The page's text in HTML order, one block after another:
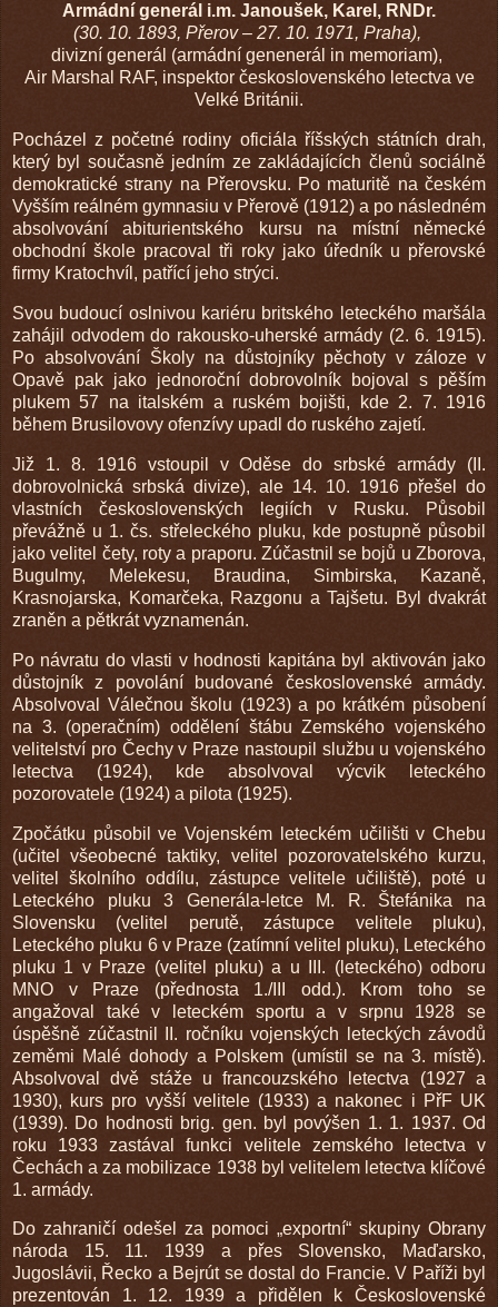
Armádní generál i.m. Janoušek, Karel, RNDr.
(30. 10. 1893, Přerov – 27. 10. 1971, Praha),
divizní generál (armádní genenerál in memoriam),
Air Marshal RAF, inspektor československého letectva ve
Velké Británii.
Pocházel z početné rodiny oficiála říšských státních drah,
který byl současně jedním ze zakládajících členů sociálně
demokratické strany na Přerovsku. Po maturitě na českém
Vyšším reálném gymnasiu v Přerově (1912) a po následném
absolvování abiturientského kursu na místní německé
obchodní škole pracoval tři roky jako úředník u přerovské
firmy Kratochvíl, patřící jeho strýci.
Svou budoucí oslnivou kariéru britského leteckého maršála
zahájil odvodem do rakousko-uherské armády (2. 6. 1915).
Po absolvování Školy na důstojníky pěchoty v záloze v
Opavě pak jako jednoroční dobrovolník bojoval s pěším
plukem 57 na italském a ruském bojišti, kde 2. 7. 1916
během Brusilovovy ofenzívy upadl do ruského zajetí.
Již 1. 8. 1916 vstoupil v Oděse do srbské armády (II.
dobrovolnická srbská divize), ale 14. 10. 1916 přešel do
vlastních československých legiích v Rusku. Působil
převážně u 1. čs. střeleckého pluku, kde postupně působil
jako velitel čety, roty a praporu. Zúčastnil se bojů u Zborova,
Bugulmy, Melekesu, Braudina, Simbirska, Kazaně,
Krasnojarska, Komarčeka, Razgonu a Tajšetu. Byl dvakrát
zraněn a pětkrát vyznamenán.
Po návratu do vlasti v hodnosti kapitána byl aktivován jako
důstojník z povolání budované československé armády.
Absolvoval Válečnou školu (1923) a po krátkém působení
na 3. (operačním) oddělení štábu Zemského vojenského
velitelství pro Čechy v Praze nastoupil službu u vojenského
letectva (1924), kde absolvoval výcvik leteckého
pozorovatele (1924) a pilota (1925).
Zpočátku působil ve Vojenském leteckém učilišti v Chebu
(učitel všeobecné taktiky, velitel pozorovatelského kurzu,
velitel školního oddílu, zástupce velitele učiliště), poté u
Leteckého pluku 3 Generála-letce M. R. Štefánika na
Slovensku (velitel perutě, zástupce velitele pluku),
Leteckého pluku 6 v Praze (zatímní velitel pluku), Leteckého
pluku 1 v Praze (velitel pluku) a u III. (leteckého) odboru
MNO v Praze (přednosta 1./III odd.). Krom toho se
angažoval také v leteckém sportu a v srpnu 1928 se
úspěšně zúčastnil II. ročníku vojenských leteckých závodů
zeměmi Malé dohody a Polskem (umístil se na 3. místě).
Absolvoval dvě stáže u francouzského letectva (1927 a
1930), kurs pro vyšší velitele (1933) a nakonec i PřF UK
(1939). Do hodnosti brig. gen. byl povýšen 1. 1. 1937. Od
roku 1933 zastával funkci velitele zemského letectva v
Čechách a za mobilizace 1938 byl velitelem letectva klíčové
1. armády.
Do zahraničí odešel za pomoci „exportní“ skupiny Obrany
národa 15. 11. 1939 a přes Slovensko, Maďarsko,
Jugoslávii, Řecko a Bejrút se dostal do Francie. V Paříži byl
prezentován 1. 12. 1939 a přidělen k Československé